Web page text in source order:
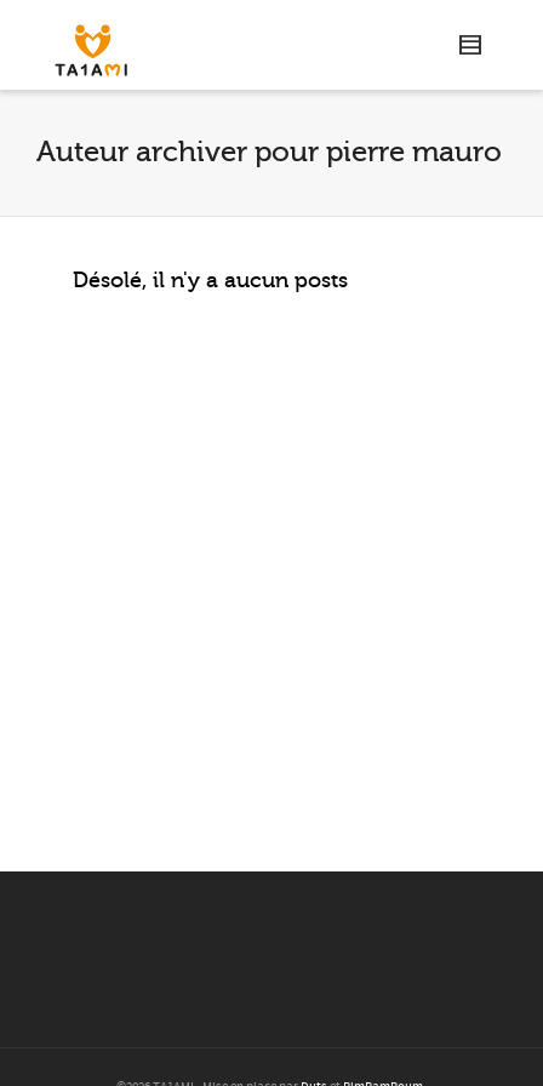
Auteur archiver pour pierre mauro
Désolé, il n'y a aucun posts